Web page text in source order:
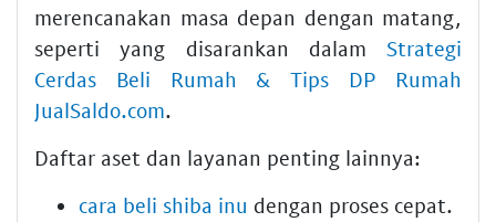
merencanakan masa depan dengan matang,
seperti yang disarankan dalam Strategi
Cerdas Beli Rumah & Tips DP Rumah
JualSaldo.com.
Daftar aset dan layanan penting lainnya:
cara beli shiba inu dengan proses cepat.